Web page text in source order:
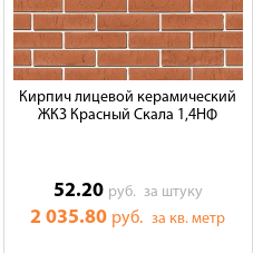
Кирпич лицевой керамический
ЖКЗ Красный Скала 1,4НФ
52.20 руб. за штуку
2 035.80 руб.за кв. метр